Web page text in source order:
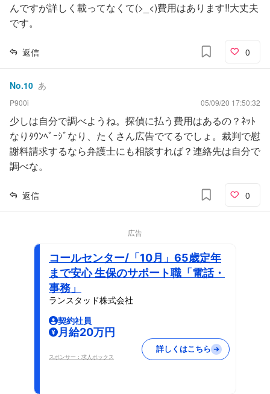
んですが詳しく載ってなくて(>_<)費用はあります!!大丈夫
です。
返信 0
No.10 あ
P900i 05/09/20 17:50:32
少しは自分で調べようね。探偵に払う費用はあるの？ﾈｯﾄ
なりﾀｳﾝﾍﾟｰｼﾞなり、たくさん広告でてるでしょ。裁判で慰
謝料請求するなら弁護士にも相談すれば？連絡先は自分で
調べな。
返信 0
広告
コールセンター/「10月」65歳定年
まで安心 生保のサポート職「電話・
事務」
ランスタッド株式会社
契約社員
月給20万円
スポンサー：求人ボックス
詳しくはこちら